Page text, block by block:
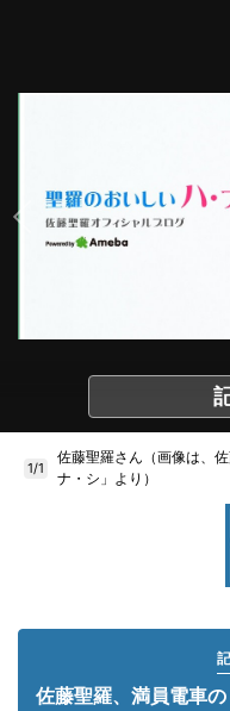
1/1
佐藤聖羅さん（画像は、
ナ・シ」より）
佐藤聖羅、満員電車